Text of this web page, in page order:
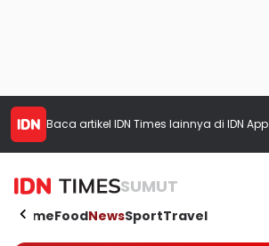
Baca artikel IDN Times lainnya di IDN App
SUMUT
HomeFoodNewsSportTravel